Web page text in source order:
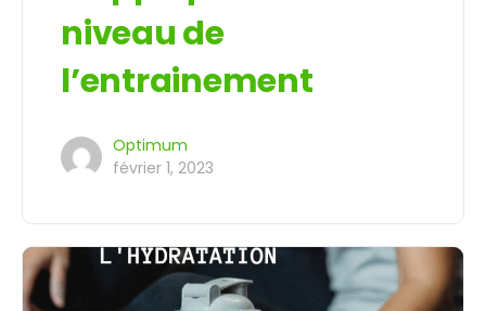
niveau de
l’entrainement
Optimum
février 1, 2023